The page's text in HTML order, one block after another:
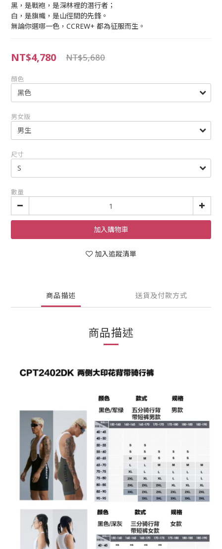
黑，是戰袍，是深林裡的潛行者；
白，是旗幟，是山徑間的先鋒。
無論你選哪一色，CCREW+ 都為征服而生。
NT$4,780 NT$5,680
顏色
男女版
尺寸
數量
加入購物車
加入追蹤清單
商品描述 送貨及付款方式
商品描述